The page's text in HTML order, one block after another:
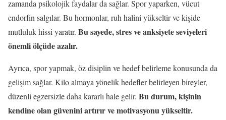
zamanda psikolojik faydalar da sağlar. Spor yaparken, vücut
endorfin salgılar. Bu hormonlar, ruh halini yükseltir ve kişide
mutluluk hissi yaratır. Bu sayede, stres ve anksiyete seviyeleri
önemli ölçüde azalır.
Ayrıca, spor yapmak, öz disiplin ve hedef belirleme konusunda da
gelişim sağlar. Kilo almaya yönelik hedefler belirleyen bireyler,
düzenli egzersizle daha kararlı hale gelir. Bu durum, kişinin
kendine olan güvenini artırır ve motivasyonu yükseltir.